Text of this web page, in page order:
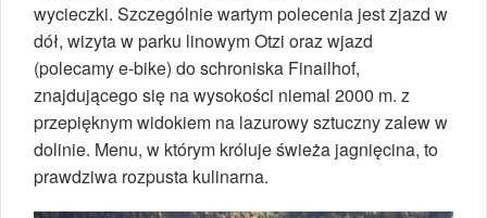
wycieczki. Szczególnie wartym polecenia jest zjazd w
dół, wizyta w parku linowym Otzi oraz wjazd
(polecamy e-bike) do schroniska Finailhof,
znajdującego się na wysokości niemal 2000 m. z
przepięknym widokiem na lazurowy sztuczny zalew w
dolinie. Menu, w którym króluje świeża jagnięcina, to
prawdziwa rozpusta kulinarna.